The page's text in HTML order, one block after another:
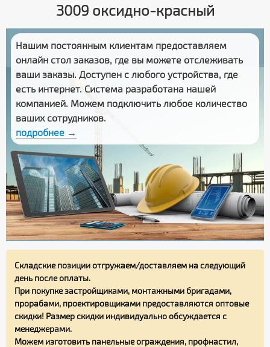
3009 оксидно-красный
Нашим постоянным клиентам предоставляем
онлайн стол заказов, где вы можете отслеживать
ваши заказы. Доступен с любого устройства, где
есть интернет. Система разработана нашей
компанией. Можем подключить любое количество
ваших сотрудников.
подробнее →
Складские позиции отгружаем/доставляем на следующий
день после оплаты.
При покупке застройщиками, монтажными бригадами,
прорабами, проектировщиками предоставляются оптовые
скидки! Размер скидки индивидуально обсуждается с
менеджерами.
Можем изготовить панельные ограждения, профнастил,